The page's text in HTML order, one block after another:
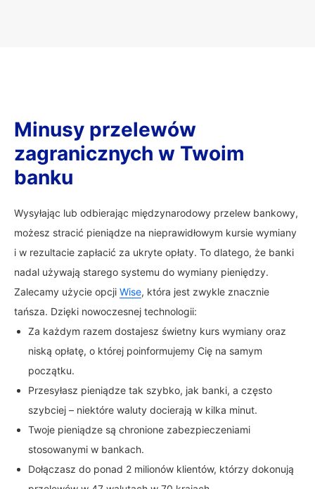
Minusy przelewów
zagranicznych w Twoim
banku
Wysyłając lub odbierając międzynarodowy przelew bankowy,
możesz stracić pieniądze na nieprawidłowym kursie wymiany
i w rezultacie zapłacić za ukryte opłaty. To dlatego, że banki
nadal używają starego systemu do wymiany pieniędzy.
Zalecamy użycie opcji Wise, która jest zwykle znacznie
tańsza. Dzięki nowoczesnej technologii:
Za każdym razem dostajesz świetny kurs wymiany oraz
niską opłatę, o której poinformujemy Cię na samym
początku.
Przesyłasz pieniądze tak szybko, jak banki, a często
szybciej – niektóre waluty docierają w kilka minut.
Twoje pieniądze są chronione zabezpieczeniami
stosowanymi w bankach.
Dołączasz do ponad 2 milionów klientów, którzy dokonują